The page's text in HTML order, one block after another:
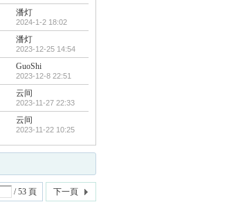
潘灯
2024-1-2 18:02
潘灯
2023-12-25 14:54
GuoShi
2023-12-8 22:51
云间
2023-11-27 22:33
云间
2023-11-22 10:25
/ 53 頁 下一頁